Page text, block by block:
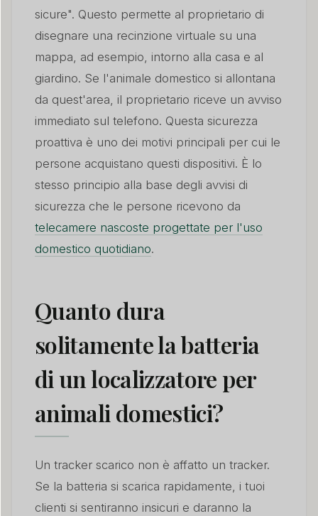
sicure". Questo permette al proprietario di
disegnare una recinzione virtuale su una
mappa, ad esempio, intorno alla casa e al
giardino. Se l'animale domestico si allontana
da quest'area, il proprietario riceve un avviso
immediato sul telefono. Questa sicurezza
proattiva è uno dei motivi principali per cui le
persone acquistano questi dispositivi. È lo
stesso principio alla base degli avvisi di
sicurezza che le persone ricevono da
telecamere nascoste progettate per l'uso
domestico quotidiano.
Quanto dura
solitamente la batteria
di un localizzatore per
animali domestici?
Un tracker scarico non è affatto un tracker.
Se la batteria si scarica rapidamente, i tuoi
clienti si sentiranno insicuri e daranno la